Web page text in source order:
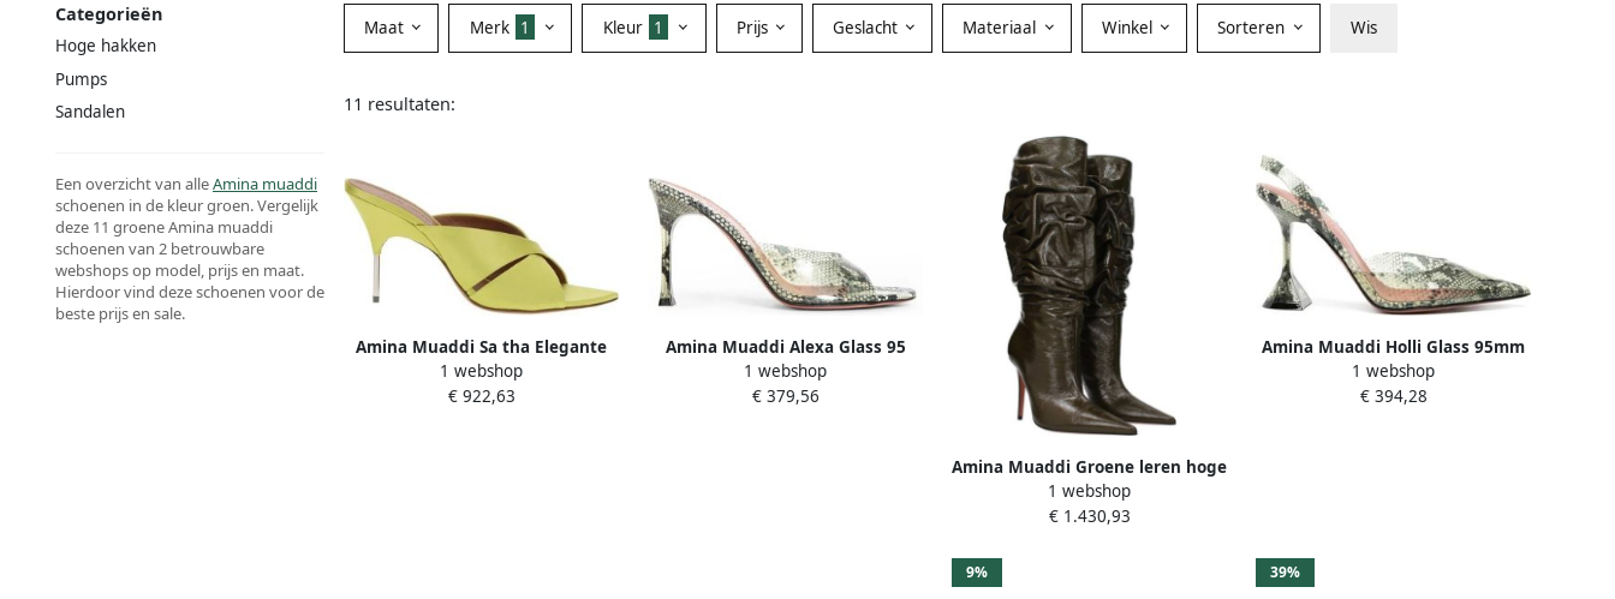
Categorieën
Hoge hakken
Pumps
Sandalen
Een overzicht van alleAmina muaddi
schoenen in de kleur groen. Vergelijk
deze 11 groene Amina muaddi
schoenen van 2 betrouwbare
webshops op model, prijs en maat.
Hierdoor vind deze schoenen voor de
beste prijs en sale.
Maat Merk 1 Kleur 1 Prijs Geslacht Materiaal Winkel Sorteren Wis
11 resultaten:
Amina Muaddi Sa tha Elegante
Sandalen
1 webshop
€ 922,63
Amina Muaddi Alexa Glass 95
Snake Sandalen
1 webshop
€ 379,56
Amina Muaddi Groene leren hoge
hak laarzen
1 webshop
€ 1.430,93
Amina Muaddi Holli Glass 95mm
Pumps met slangenprint
1 webshop
€ 394,28
9% 39%